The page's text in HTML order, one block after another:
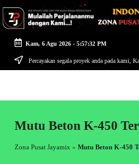
Skip
content
Kam, 6 Agu 2026- 5:57:32 PM
Percayakan segala proyek anda pada kami,
-
Ahlinya
Mutu Beton K-450
Zona Pusat Jayamix » Mutu Beton K-450